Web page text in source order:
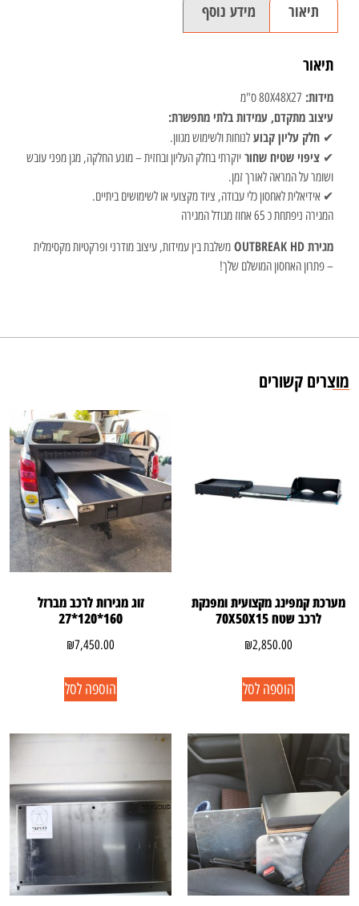
תיאור מידע נוסף
תיאור
מידות:
עיצוב מתקדם, עמידות בלתי מתפשרת:
✔ חלק עליון קבוע לנוחות ולשימוש מגוון.
✔ ציפוי שטיח שחור יוקרתי בחלק העליון ובחזית – מונע החלקה, מגן מפני עובש
ושומר על המראה לאורך זמן.
✔ אידיאלית לאחסון כלי עבודה, ציוד מקצועי או לשימושים ביתיים.
המגירה ניפתחת כ 65 אחוז מגודל המגירה
מגירת OUTBREAK HD
משלבת בין עמידות, עיצוב מודרני ופרקטיות מקסימלית
– פתרון האחסון המושלם שלך!
מוצרים קשורים
מערכת קמפינג מקצועית ומפנקת
לרכב שטח 70X50X15
₪2,850.00
הוספה לסל
זוג מגירות לרכב מברזל
160*120*27
₪7,450.00
הוספה לסל